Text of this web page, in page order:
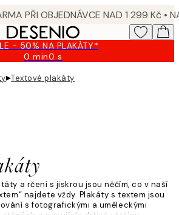
- 50% NA PLAKÁTY*
0 min0 s
Platné
do:
2026-
▸Textové plakáty
a rčení s jiskrou jsou něčím, co v naší
najdete vždy. Plakáty s textem jsou
s fotografickými a uměleckými